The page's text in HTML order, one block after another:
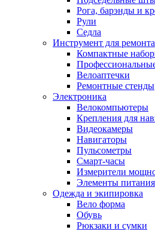
Рога, барэнды и
Рули
Седла
Инструмент для ремонта
Компактные
Велоаптечки
Ремонтные стенды
Электроника
Велокомпьютеры
Крепления для
Видеокамеры
Навигаторы
Пульсометры
Смарт-часы
Измерители
Элементы питания
Одежда и экипировка
Вело форма
Обувь
Рюкзаки и сумки